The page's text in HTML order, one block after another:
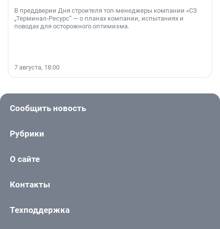
В преддверии Дня строителя топ-менеджеры компании «СЗ
„Терминал-Ресурс“ — о планах компании, испытаниях и
поводах для осторожного оптимизма.
7 августа, 18:00
Сообщить новость
Рубрики
О сайте
Контакты
Техподдержка